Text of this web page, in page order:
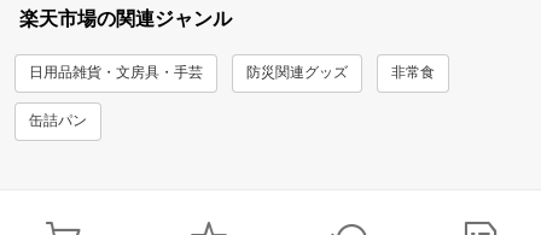
楽天市場の関連ジャンル
日用品雑貨・文房具・手芸 防災関連グッズ 非常食
缶詰パン